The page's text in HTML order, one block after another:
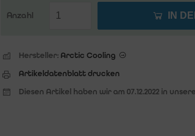
Anzahl IN
Hersteller: Arctic Cooling
Artikeldatenblatt drucken
Diesen Artikel haben wir am 07.12.2022 in